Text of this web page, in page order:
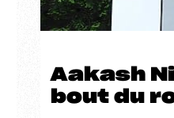
Aakash
bout du